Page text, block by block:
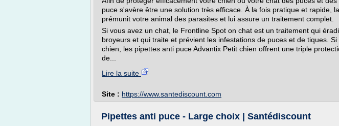
puce s'avère être une solution très efficace. À la fois pratique et rapide,
prémunit votre animal des parasites et lui assure un traitement complet.
Si vous avez un chat, le Frontline Spot on chat est un traitement qui
broyeurs et qui traite et prévient les infestations de puces et de tiques.
chien, les pipettes anti puce Advantix Petit chien offrent une triple
de...
Lire la suite
Site : https://www.santediscount.com
Pipettes anti puce - Large choix | Santédiscount